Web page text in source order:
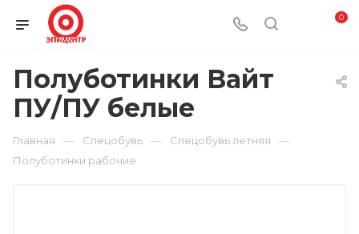
0
Полуботинки Вайт
ПУ/ПУ белые
Главная — Спецобувь — Спецобувь летняя —
Полуботинки рабочие